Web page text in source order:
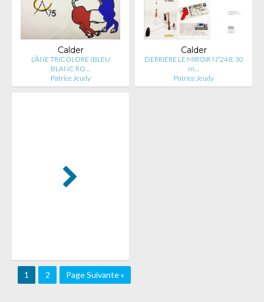
Calder
L'ÂNE TRICOLORE (BLEU
BLANC RO…
Patrice Jeudy
Calder
DERRIÈRE LE MIROIR N°248: 30
m…
Patrice Jeudy
1 2 Page Suivante »